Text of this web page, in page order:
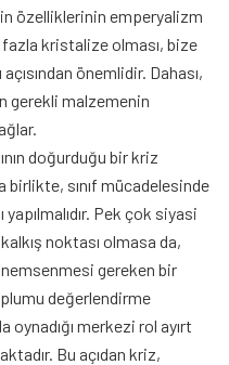
özelliklerinin emperyalizm
fazla kristalize olması, bize
önemlidir. Dahası,
gerekli malzemenin
doğurduğu bir kriz
birlikte, sınıf mücadelesinde
Pek çok siyasi
noktası olmasa da,
gereken bir
değerlendirme
oynadığı merkezi rol ayırt
Bu açıdan kriz,